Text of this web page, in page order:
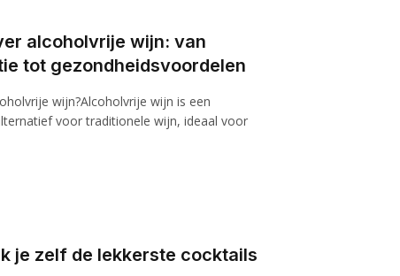
alcoholvrije wijn: van
tot gezondheidsvoordelen
wijn?Alcoholvrije wijn is een
voor traditionele wijn, ideaal voor
je zelf de lekkerste cocktails